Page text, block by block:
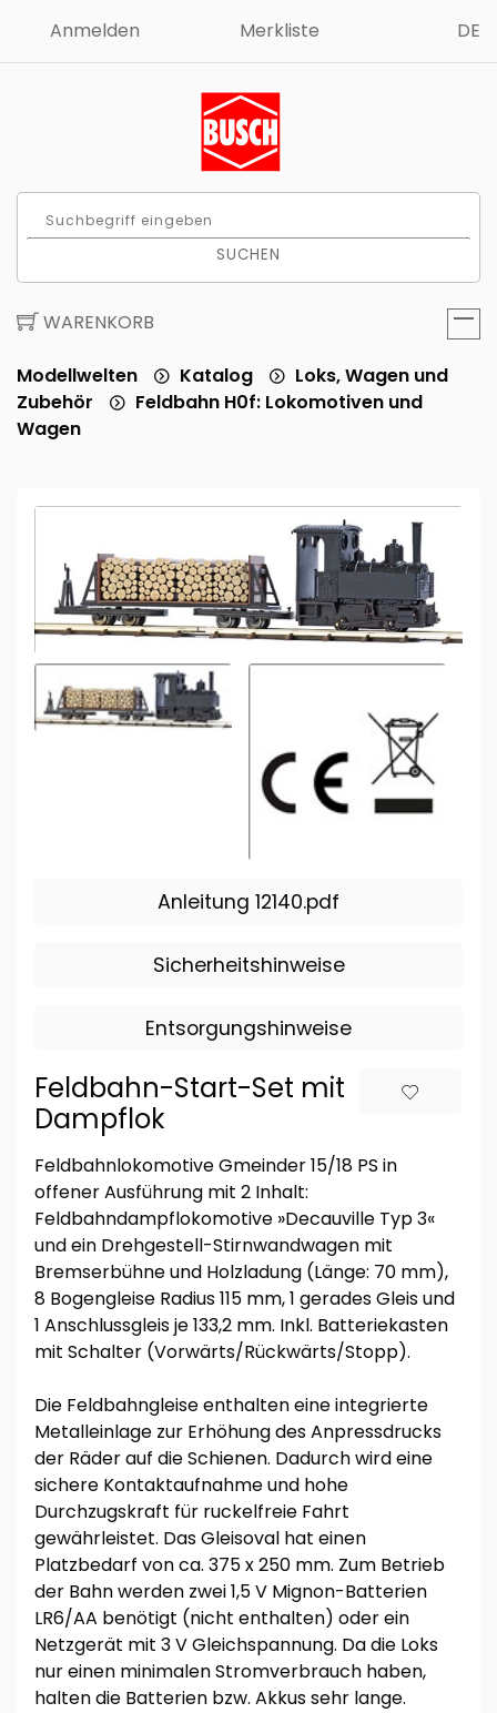
Anmelden Merkliste DE
SUCHEN
WARENKORB
Modellwelten Katalog
Loks, Wagen und
Zubehör
Feldbahn H0f: Lokomotiven und
Wagen
Anleitung 12140.pdf
Sicherheitshinweise
Entsorgungshinweise
Feldbahn-Start-Set mit
Dampflok
Feldbahnlokomotive Gmeinder 15/18 PS in
offener Ausführung mit 2 Inhalt:
Feldbahndampflokomotive »Decauville Typ 3«
und ein Drehgestell-Stirnwandwagen mit
Bremserbühne und Holzladung (Länge: 70 mm),
8 Bogengleise Radius 115 mm, 1 gerades Gleis und
1 Anschlussgleis je 133,2 mm. Inkl. Batteriekasten
mit Schalter (Vorwärts/Rückwärts/Stopp).
Die Feldbahngleise enthalten eine integrierte
Metalleinlage zur Erhöhung des Anpressdrucks
der Räder auf die Schienen. Dadurch wird eine
sichere Kontaktaufnahme und hohe
Durchzugskraft für ruckelfreie Fahrt
gewährleistet. Das Gleisoval hat einen
Platzbedarf von ca. 375 x 250 mm. Zum Betrieb
der Bahn werden zwei 1,5 V Mignon-Batterien
LR6/AA benötigt (nicht enthalten) oder ein
Netzgerät mit 3 V Gleichspannung. Da die Loks
nur einen minimalen Stromverbrauch haben,
halten die Batterien bzw. Akkus sehr lange.